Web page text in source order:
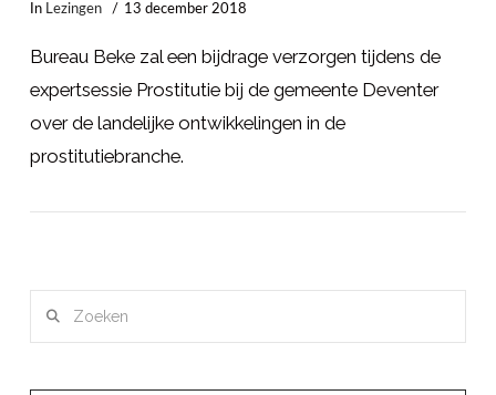
In Lezingen 13 december 2018
Bureau Beke zal een bijdrage verzorgen tijdens de
expertsessie Prostitutie bij de gemeente Deventer
over de landelijke ontwikkelingen in de
prostitutiebranche.